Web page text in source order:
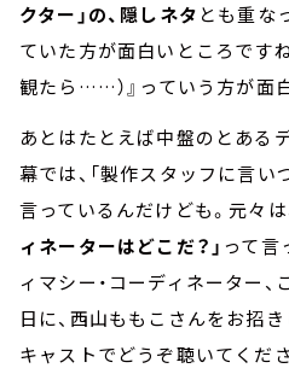
クター」の、隠しネタ とも重な
ていた方が面白いところですね
観たら……）』っていう方が面
あとはたとえば中盤のとある
幕では、「製作スタッフに言い
言っているんだけども。元々は
ィネーターはどこだ？」 って言
ィマシー・コーディネーター
日に、西山ももこさんをお招
キャストでどうぞ聴いてくだ